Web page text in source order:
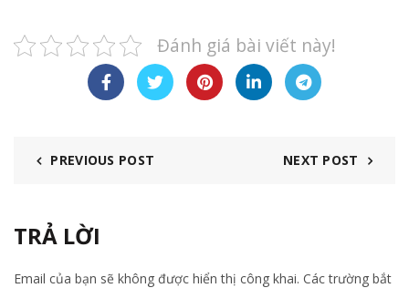
Đánh giá bài viết này!
PREVIOUS POST NEXT POST
TRẢ LỜI
Email của bạn sẽ không được hiển thị công khai. Các trường bắt